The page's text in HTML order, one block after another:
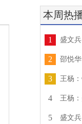
本周热
1 盛文
2 邵悦
3 王杨
4 王杨
5 盛文